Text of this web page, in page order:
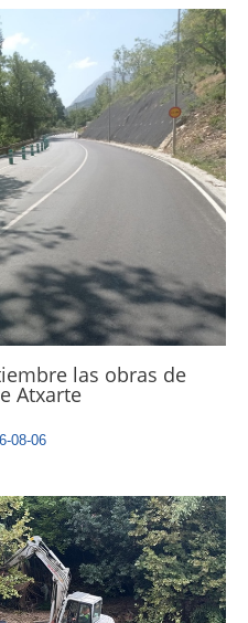
las obras de
Atxarte
08-06